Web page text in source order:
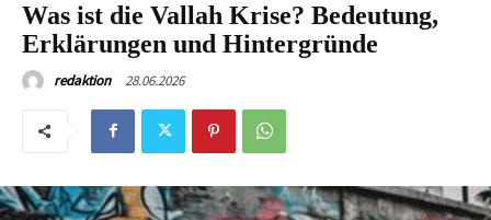
Was ist die Vallah Krise? Bedeutung,
Erklärungen und Hintergründe
redaktion 28.06.2026